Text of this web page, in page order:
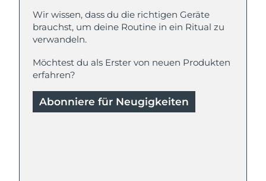
Wir wissen, dass du die richtigen Geräte
brauchst, um deine Routine in ein Ritual zu
verwandeln.
Möchtest du als Erster von neuen Produkten
erfahren?
Abonniere für Neugigkeiten